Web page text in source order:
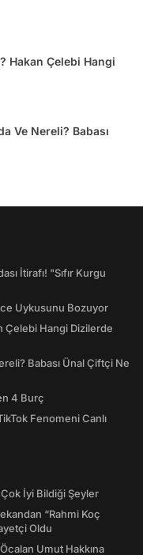
Hakan Çelebi Hangi
Ve Nereli? Babası
İtirafı! "Sıfır Kurgu
Uykusunu Bozuyor
Çelebi Hangi Dizilerde
Babası Ünal Çiftçi Ne
4 Burç
Fenomeni Canlı
İyi Bildiği Şeyler
“Rahmi Koç
Oldu
Umut Hakkına